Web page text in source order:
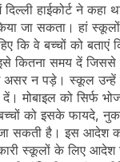
हाईकोर्ट ने कहा
जा सकता। हां स्कूलों
कि वे बच्चों को
कितना समय दें जिससे
असर न पड़े। स्कूल
मोबाइल को सिर्फ
को इसके फायदे,
सकती है। इस आदेश
स्कूलों के लिए आदेश